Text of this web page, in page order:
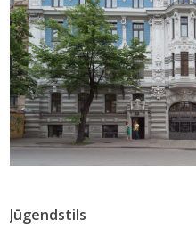
Jūgendstils